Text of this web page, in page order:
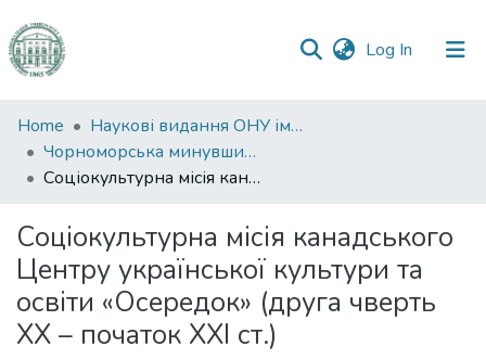
Log In (current)
Communities
&
Collections
Statistics
Home
Наукові видання ОНУ імені І. І. Мечникова
Чорноморська минувшина
Соціокультурна місія канадського Центру української культури та освіти «Осередок» (друга чверть ХХ – початок ХХІ ст.)
Соціокультурна місія канадського
Центру української культури та
освіти «Осередок» (друга чверть
ХХ – початок ХХІ ст.)